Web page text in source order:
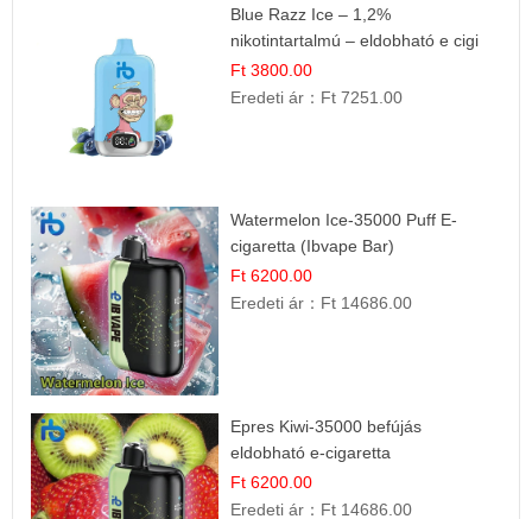
Blue Razz Ice – 1,2%
nikotintartalmú – eldobható e cigi
Ft 3800.00
Eredeti ár： Ft 7251.00
Watermelon Ice-35000 Puff E-
cigaretta (Ibvape Bar)
Ft 6200.00
Eredeti ár： Ft 14686.00
Epres Kiwi-35000 befújás
eldobható e-cigaretta
Ft 6200.00
Eredeti ár： Ft 14686.00